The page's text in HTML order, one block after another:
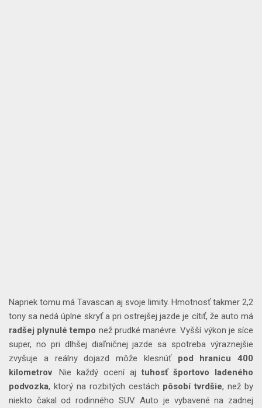
Napriek tomu má Tavascan aj svoje limity. Hmotnosť takmer 2,2
tony sa nedá úplne skryť a pri ostrejšej jazde je cítiť, že auto má
radšej plynulé tempo než prudké manévre. Vyšší výkon je síce
super, no pri dlhšej diaľničnej jazde sa spotreba výraznejšie
zvyšuje a reálny dojazd môže klesnúť pod hranicu 400
kilometrov. Nie každý ocení aj tuhosť športovo
ladeného
podvozka, ktorý na rozbitých cestách pôsobí tvrdšie, než by
niekto čakal od rodinného SUV. Auto je vybavené na zadnej